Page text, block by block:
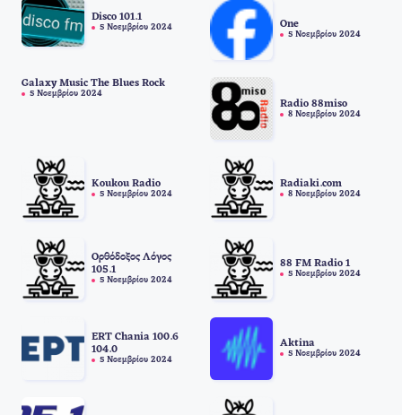
Disco 101.1
5 Νοεμβρίου 2024 One
5 Νοεμβρίου 2024
Galaxy Music The Blues Rock
5 Νοεμβρίου 2024
Radio 88miso
8 Νοεμβρίου 2024
Koukou Radio
5 Νοεμβρίου 2024
Radiaki.com
8 Νοεμβρίου 2024
Ορθόδοξος Λόγος
105.1
5 Νοεμβρίου 2024
88 FM Radio 1
5 Νοεμβρίου 2024
ERT Chania 100.6
104.0
5 Νοεμβρίου 2024
Aktina
5 Νοεμβρίου 2024